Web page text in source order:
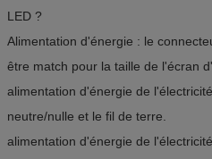
LED ?
Alimentation d'énergie : le
être match pour la taille de l'écran
alimentation d'énergie de
neutre/nulle et le fil de terre.
alimentation d'énergie de